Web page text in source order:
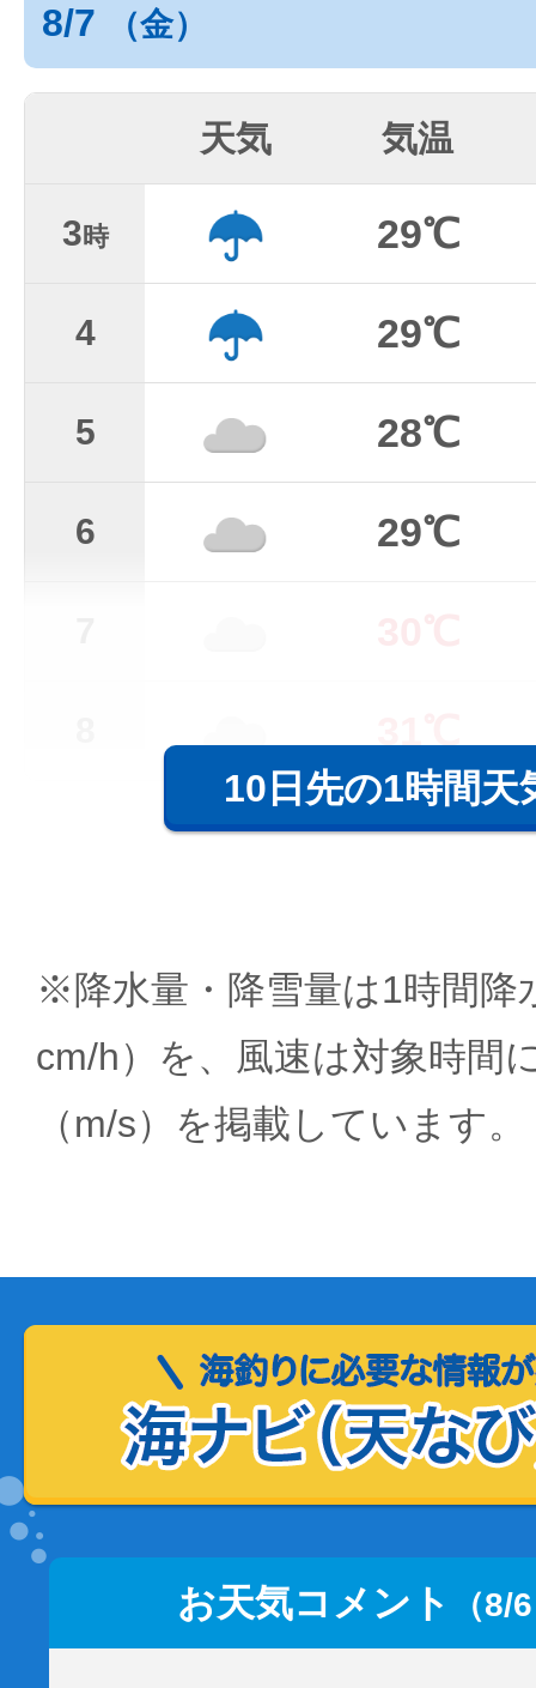
8/7 （金）
天気 気温
3時 29℃
4 29℃
5 28℃
6 29℃
10日先の1時間天
※降水量・降雪量は1時間降
cm/h）を、風速は対象時間
（m/s）を掲載しています。
お天気コメント （8/